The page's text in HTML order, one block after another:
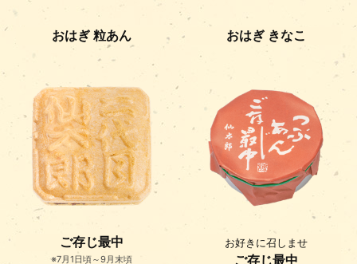
おはぎ 粒あん おはぎ きなこ
ご存じ最中
※7月1日頃～9月末頃
お好きに召しませ
ご存じ最中